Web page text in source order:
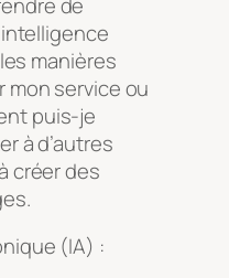
manières
service ou
puis-je
à d’autres
créer des
(IA) :